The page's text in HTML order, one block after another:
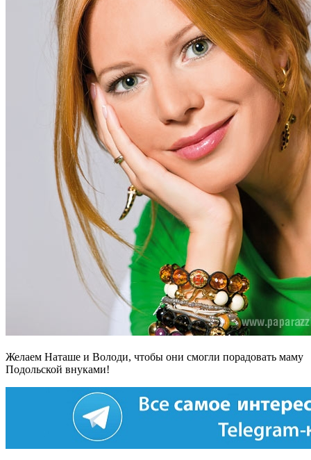
Желаем Наташе и Володи, чтобы они смогли порадовать маму
Подольской внуками!